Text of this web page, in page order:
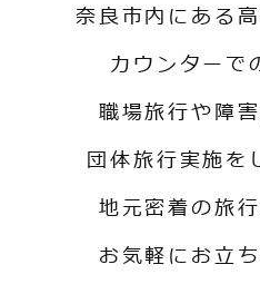
奈良市内にある
カウンターで
職場旅行や障
団体旅行実施を
地元密着の旅
お気軽にお立